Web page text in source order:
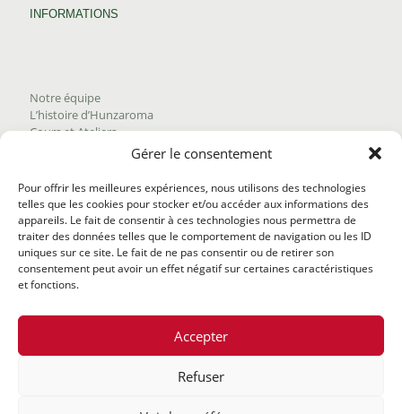
Gérer le consentement
Pour offrir les meilleures expériences, nous utilisons des technologies
telles que les cookies pour stocker et/ou accéder aux informations des
appareils. Le fait de consentir à ces technologies nous permettra de
traiter des données telles que le comportement de navigation ou les ID
uniques sur ce site. Le fait de ne pas consentir ou de retirer son
consentement peut avoir un effet négatif sur certaines caractéristiques
et fonctions.
Accepter
Refuser
INFORMATIONS
Notre équipe
L’histoire d’Hunzaroma
Cours et Ateliers
Trouver nos produits
Politique de frais d'envoi
Termes et conditions
Politique de remboursement